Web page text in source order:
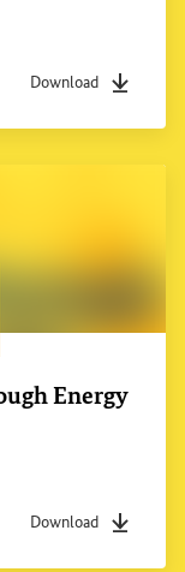
Download
Dateityppdf
Energy
Download
Dateityppdf